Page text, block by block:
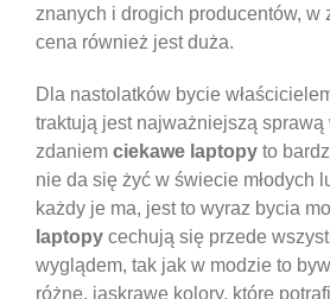
znanych i drogich producentów, w
cena również jest duża.
Dla nastolatków bycie
traktują jest najważniejszą sprawą
zdaniem ciekawe laptopy to
nie da się żyć w świecie młodych
każdy je ma, jest to wyraz bycia
laptopy cechują się przede
wyglądem, tak jak w modzie to
różne, jaskrawe kolory, które